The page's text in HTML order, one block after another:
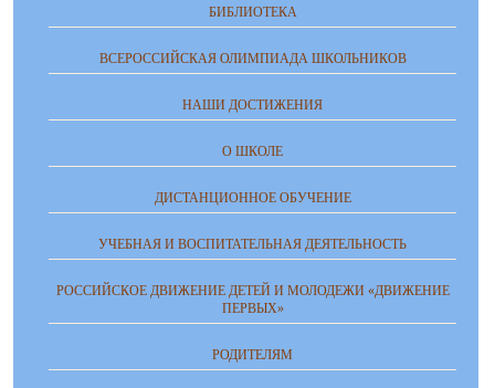
БИБЛИОТЕКА
ВСЕРОССИЙСКАЯ ОЛИМПИАДА ШКОЛЬНИКОВ
НАШИ ДОСТИЖЕНИЯ
О ШКОЛЕ
ДИСТАНЦИОННОЕ ОБУЧЕНИЕ
УЧЕБНАЯ И ВОСПИТАТЕЛЬНАЯ ДЕЯТЕЛЬНОСТЬ
РОССИЙСКОЕ ДВИЖЕНИЕ ДЕТЕЙ И МОЛОДЕЖИ «ДВИЖЕНИЕ
ПЕРВЫХ»
РОДИТЕЛЯМ